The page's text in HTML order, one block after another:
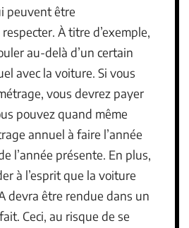
peuvent être
À titre d’exemple,
au-delà d’un certain
avec la voiture. Si vous
vous devrez payer
pouvez quand même
annuel à faire l’année
l’année présente. En plus,
à l’esprit que la voiture
devra être rendue dans un
Ceci, au risque de se